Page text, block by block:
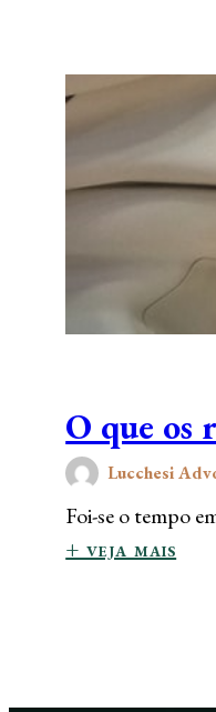
O que os
Lucchesi
Foi-se o tempo
+ veja mais